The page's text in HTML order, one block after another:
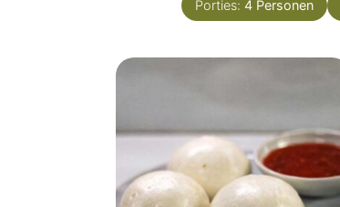
Porties: 4 Personen